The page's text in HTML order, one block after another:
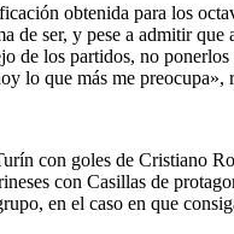
obtenida para los
de ser, y pese a admitir
de los partidos, no
lo que más me
con goles de Cristiano
con Casillas de
en el caso en que